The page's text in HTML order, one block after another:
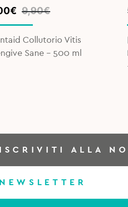
9,90€
€
Collutorio Vitis
Sane – 500 ml
ISCRIVITI ALLA
NEWSLETTER